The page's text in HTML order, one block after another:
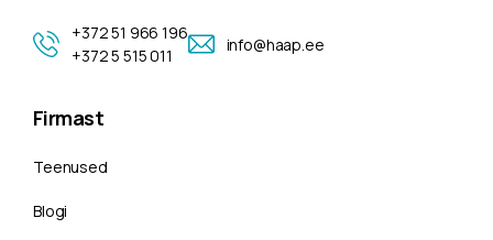
+372 51 966 196
+372 5 515 011
info@haap.ee
Firmast
Teenused
Blogi